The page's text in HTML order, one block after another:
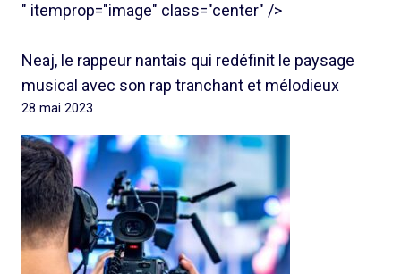
" itemprop="image" class="center" />
Neaj, le rappeur nantais qui redéfinit le paysage
musical avec son rap tranchant et mélodieux
28 mai 2023